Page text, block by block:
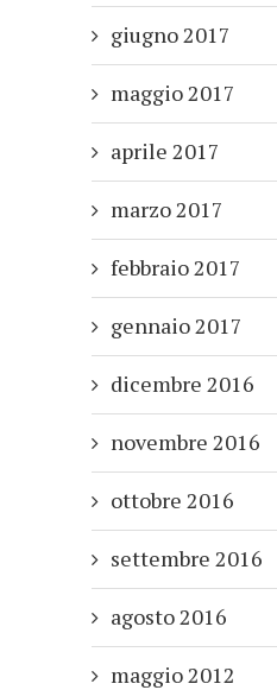
giugno 2017
maggio 2017
aprile 2017
marzo 2017
febbraio 2017
gennaio 2017
dicembre 2016
novembre 2016
ottobre 2016
settembre 2016
agosto 2016
maggio 2012